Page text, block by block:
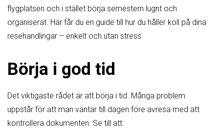
flygplatsen och i stället börja semestern lugnt och
organiserat. Här får du en guide till hur du håller koll på dina
resehandlingar – enkelt och utan stress.
Börja i god tid
Det viktigaste rådet är att börja i tid. Många problem
uppstår för att man väntar till dagen före avresa med att
kontrollera dokumenten. Se till att: